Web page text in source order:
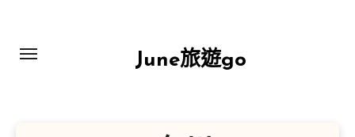
content
June旅遊go